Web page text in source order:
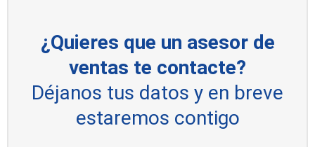
¿Quieres que un asesor de
ventas te contacte?
Déjanos tus datos y en breve
estaremos contigo